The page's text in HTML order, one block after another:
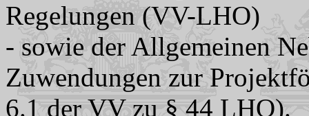
Regelungen (VV-LHO)
- sowie der Allgemeinen
Zuwendungen zur
6.1 der VV zu § 44 LHO).